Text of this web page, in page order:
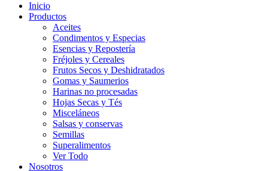
Inicio
Productos
Aceites
Condimentos y Especias
Esencias y Repostería
Fréjoles y Cereales
Frutos Secos y Deshidratados
Gomas y Saumerios
Harinas no procesadas
Hojas Secas y Tés
Misceláneos
Salsas y conservas
Semillas
Superalimentos
Ver Todo
Nosotros